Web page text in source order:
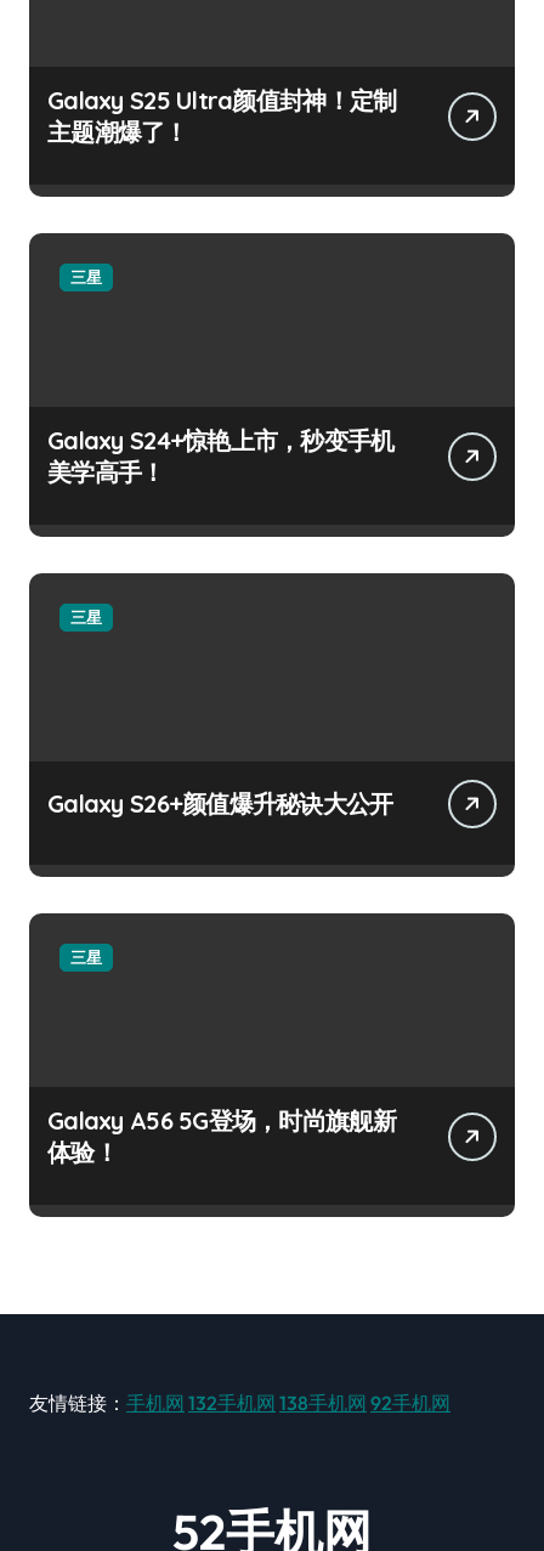
Galaxy S25 Ultra颜值封神！定制
主题潮爆了！
三星
Galaxy S24+惊艳上市，秒变手机
美学高手！
三星
Galaxy S26+颜值爆升秘诀大公开
三星
Galaxy A56 5G登场，时尚旗舰新
体验！
友情链接： 手机网 132手机网 138手机网 92手机网
52手机网